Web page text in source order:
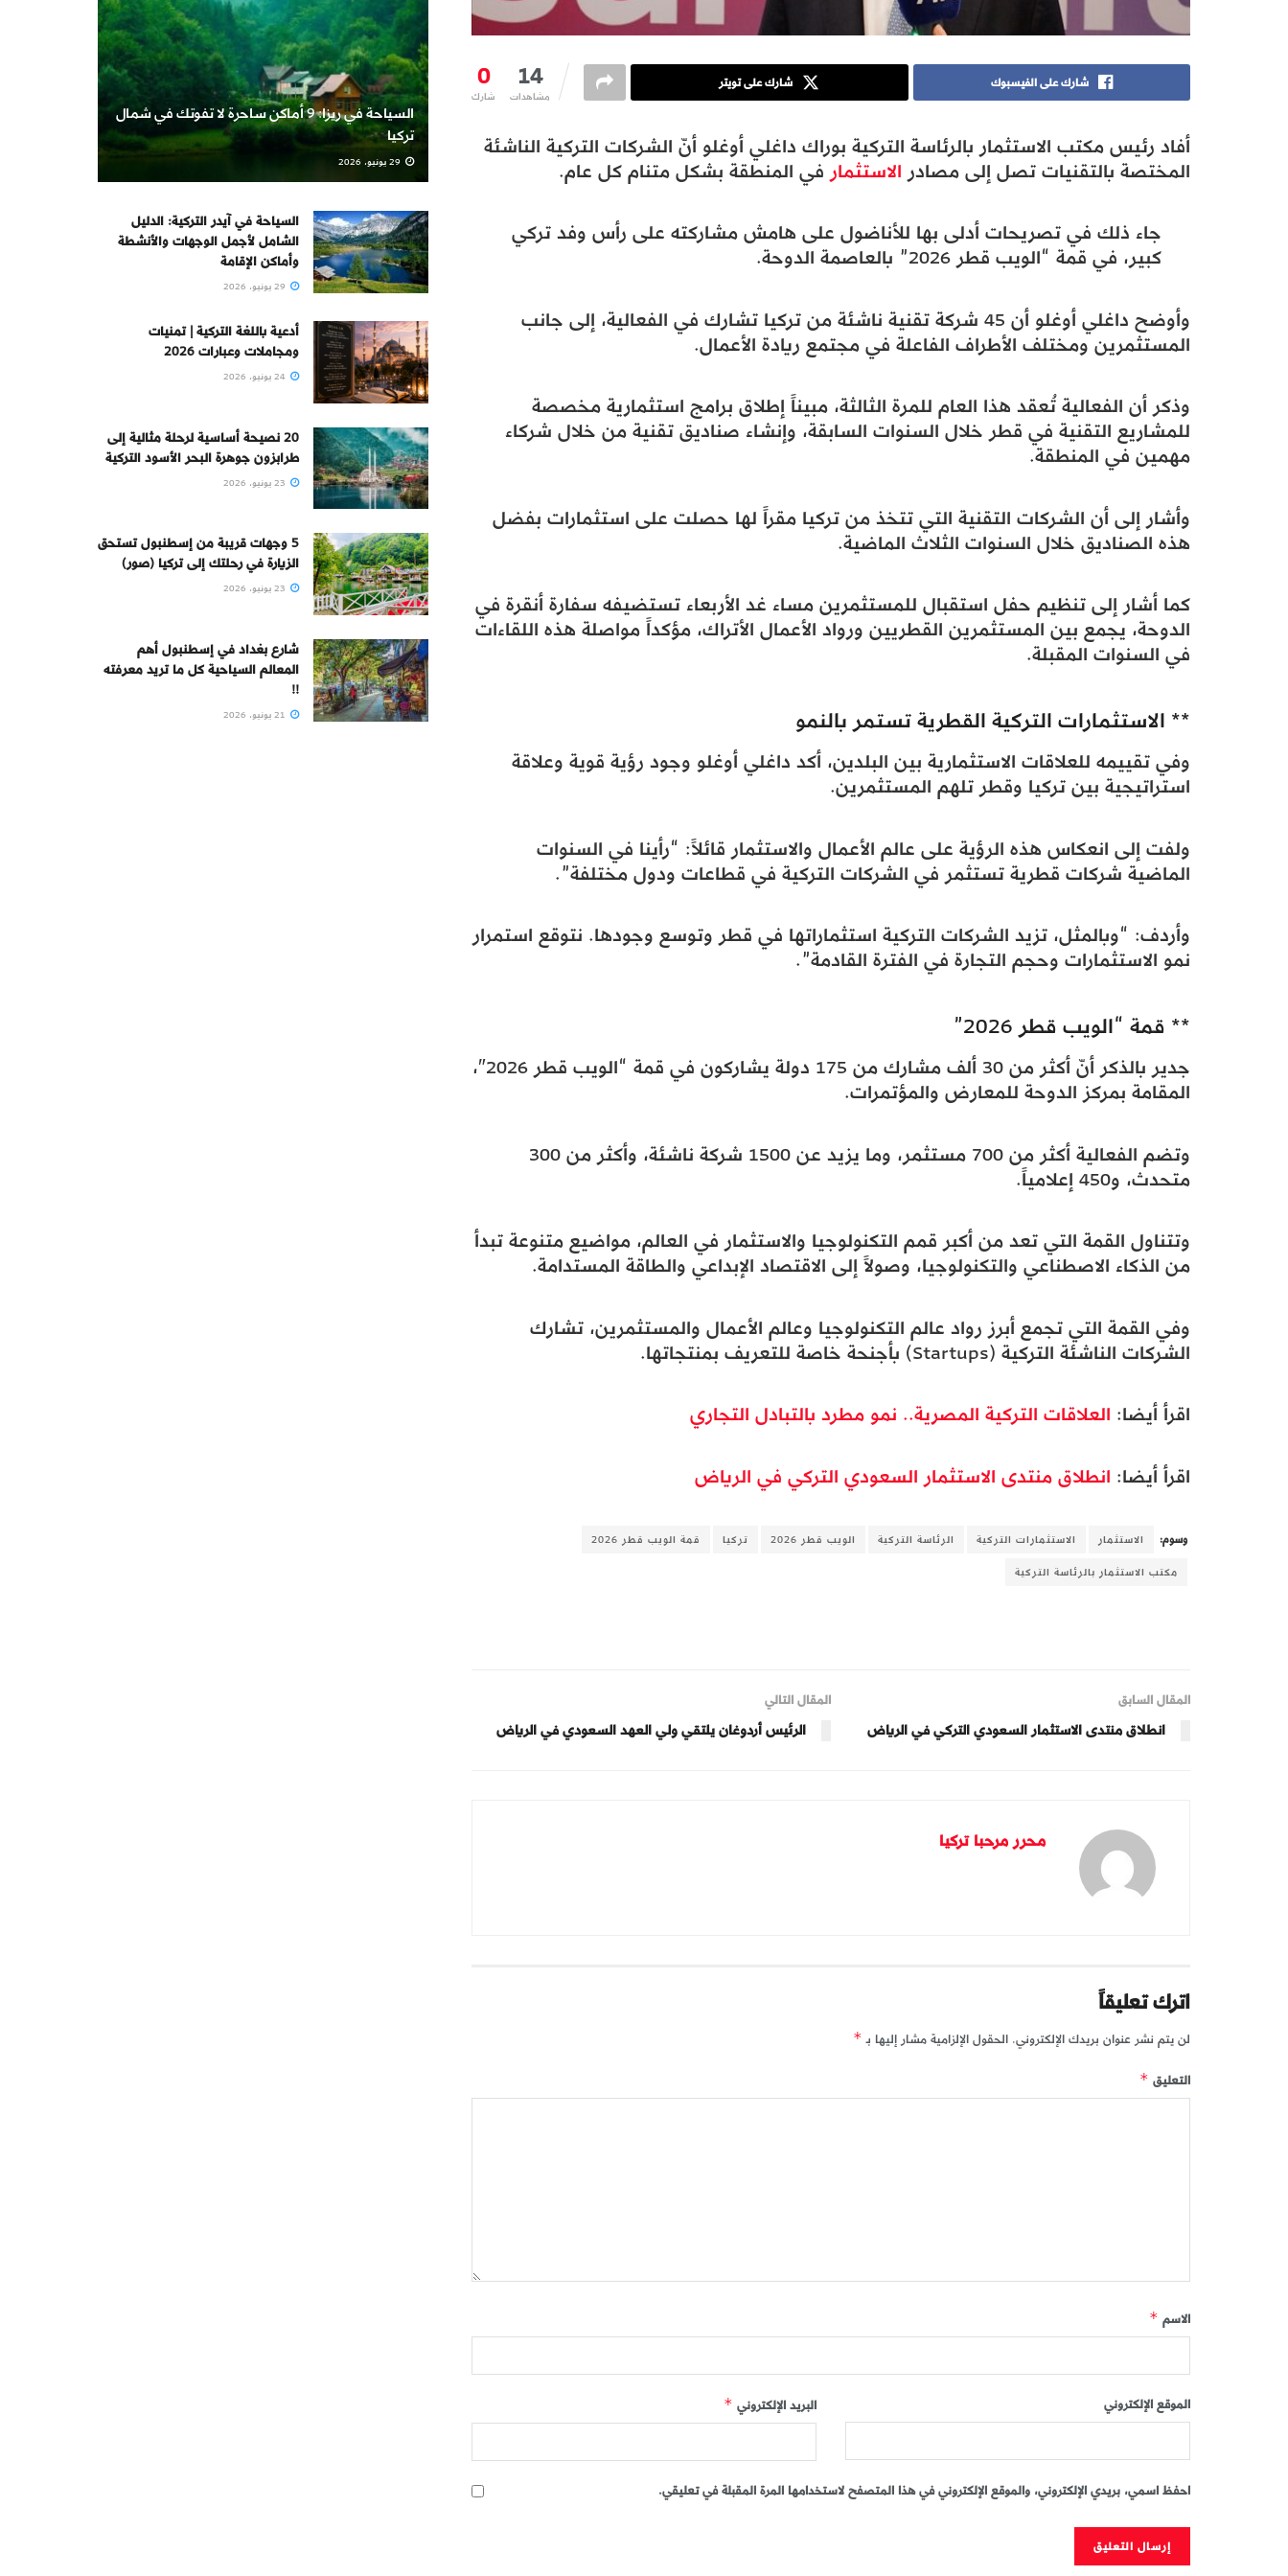
0
شارك 14
مشاهدات
شارك على الفيسبوك شارك على تويتر
أفاد رئيس مكتب الاستثمار بالرئاسة التركية بوراك داغلي أوغلو أنّ الشركات التركية الناشئة
المختصة بالتقنيات تصل إلى مصادرالاستثمارفي المنطقة بشكل متنام كل عام.
جاء ذلك في تصريحات أدلى بها للأناضول على هامش مشاركته على رأس وفد تركي
كبير، في قمة “الويب قطر 2026” بالعاصمة الدوحة.
وأوضح داغلي أوغلو أن 45 شركة تقنية ناشئة من تركيا تشارك في الفعالية، إلى جانب
المستثمرين ومختلف الأطراف الفاعلة في مجتمع ريادة الأعمال.
وذكر أن الفعالية تُعقد هذا العام للمرة الثالثة، مبيناً إطلاق برامج استثمارية مخصصة
للمشاريع التقنية في قطر خلال السنوات السابقة، وإنشاء صناديق تقنية من خلال شركاء
مهمين في المنطقة.
وأشار إلى أن الشركات التقنية التي تتخذ من تركيا مقراً لها حصلت على استثمارات بفضل
هذه الصناديق خلال السنوات الثلاث الماضية.
كما أشار إلى تنظيم حفل استقبال للمستثمرين مساء غد الأربعاء تستضيفه سفارة أنقرة في
الدوحة، يجمع بين المستثمرين القطريين ورواد الأعمال الأتراك، مؤكداً مواصلة هذه اللقاءات
في السنوات المقبلة.
** الاستثمارات التركية القطرية تستمر بالنمو
وفي تقييمه للعلاقات الاستثمارية بين البلدين، أكد داغلي أوغلو وجود رؤية قوية وعلاقة
استراتيجية بين تركيا وقطر تلهم المستثمرين.
ولفت إلى انعكاس هذه الرؤية على عالم الأعمال والاستثمار قائلاً: “رأينا في السنوات
الماضية شركات قطرية تستثمر في الشركات التركية في قطاعات ودول مختلفة”.
وأردف: “وبالمثل، تزيد الشركات التركية استثماراتها في قطر وتوسع وجودها. نتوقع استمرار
نمو الاستثمارات وحجم التجارة في الفترة القادمة”.
** قمة “الويب قطر 2026”
جدير بالذكر أنّ أكثر من 30 ألف مشارك من 175 دولة يشاركون في قمة “الويب قطر 2026″،
المقامة بمركز الدوحة للمعارض والمؤتمرات.
وتضم الفعالية أكثر من 700 مستثمر، وما يزيد عن 1500 شركة ناشئة، وأكثر من 300
متحدث، و450 إعلامياً.
وتتناول القمة التي تعد من أكبر قمم التكنولوجيا والاستثمار في العالم، مواضيع متنوعة تبدأ
من الذكاء الاصطناعي والتكنولوجيا، وصولاً إلى الاقتصاد الإبداعي والطاقة المستدامة.
وفي القمة التي تجمع أبرز رواد عالم التكنولوجيا وعالم الأعمال والمستثمرين، تشارك
الشركات الناشئة التركية (Startups) بأجنحة خاصة للتعريف بمنتجاتها.
اقرأ أيضا: العلاقات التركية المصرية.. نمو مطرد بالتبادل التجاري
اقرأ أيضا: انطلاق منتدى الاستثمار السعودي التركي في الرياض
وسوم: الاستثمار الاستثمارات التركية الرئاسة التركية الويب قطر 2026 تركيا
قمة الويب قطر 2026
مكتب الاستثمار بالرئاسة التركية
المقال السابق
انطلاق منتدى الاستثمار السعودي التركي في الرياض
المقال التالي
الرئيس أردوغان يلتقي ولي العهد السعودي في الرياض
محرر مرحبا تركيا
اترك تعليقاً
لن يتم نشر عنوان بريدك الإلكتروني. الحقول الإلزامية مشار إليها بـ *
التعليق *
الاسم *
البريد الإلكتروني * الموقع الإلكتروني
احفظ اسمي، بريدي الإلكتروني، والموقع الإلكتروني في هذا المتصفح لاستخدامها المرة المقبلة في تعليقي.
السياحة في ريزا: 9 أماكن ساحرة لا تفوتك في شمال
تركيا
السياحة في آيدر التركية: الدليل
الشامل لأجمل الوجهات والأنشطة
وأماكن الإقامة
أدعية باللغة التركية | تمنيات
ومجاملات وعبارات 2026
20 نصيحة أساسية لرحلة مثالية إلى
طرابزون جوهرة البحر الأسود التركية
5 وجهات قريبة من إسطنبول تستحق
الزيارة في رحلتك إلى تركيا (صور)
شارع بغداد في إسطنبول أهم
المعالم السياحية كل ما تريد معرفته
!!